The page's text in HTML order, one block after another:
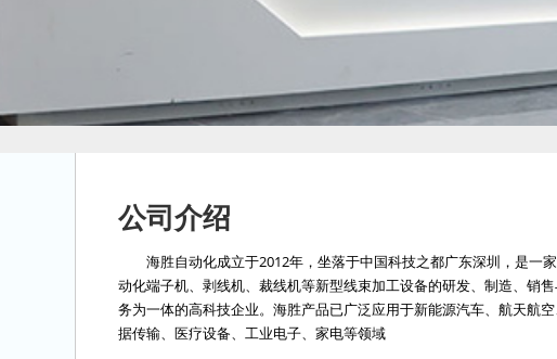
公司介绍
海胜自动化成立于2012年，坐落于中国科技之都广东深圳，是一
动化端子机、剥线机、裁线机等新型线束加工设备的研发、制造、销
务为一体的高科技企业。海胜产品已广泛应用于新能源汽车、航天航
据传输、医疗设备、工业电子、家电等领域